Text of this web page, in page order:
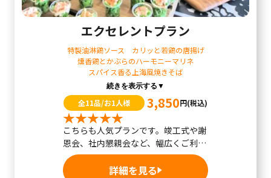
エクセレントプラン
特製油淋鶏ソース カリッと若鶏の唐揚げ
燻香鶏とかぶらのハーモニーマリネ
スパイス香る上海風焼きそば
続きを表示する▼
全11品/お1人様 3,850円(税込)
こちらも人気プランです。竣工式や謝
恩会、社内懇親会など、幅広くご利用
いただける当...
詳細を見る